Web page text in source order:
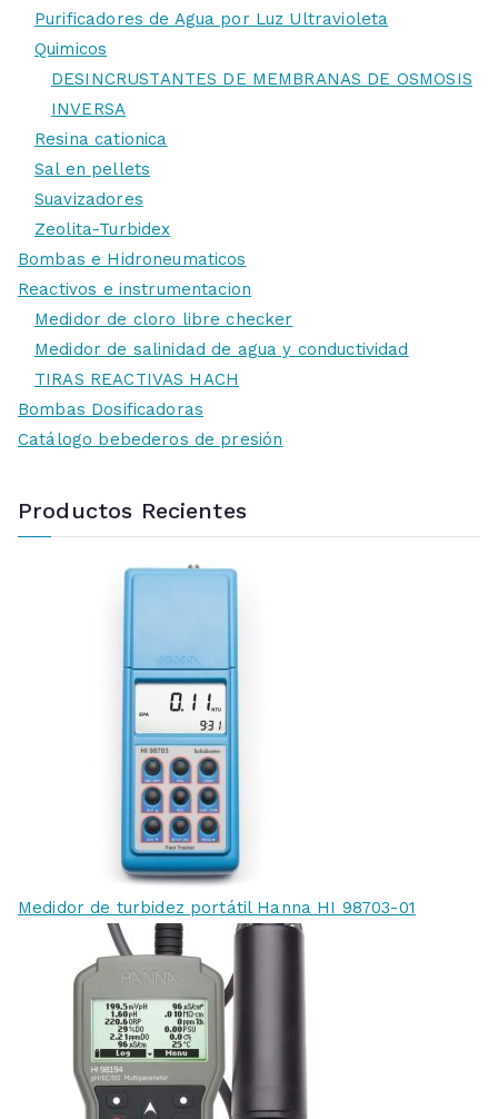
Purificadores de Agua por Luz Ultravioleta
Quimicos
DESINCRUSTANTES DE MEMBRANAS DE OSMOSIS
INVERSA
Resina cationica
Sal en pellets
Suavizadores
Zeolita-Turbidex
Bombas e Hidroneumaticos
Reactivos e instrumentacion
Medidor de cloro libre checker
Medidor de salinidad de agua y conductividad
TIRAS REACTIVAS HACH
Bombas Dosificadoras
Catálogo bebederos de presión
Productos Recientes
Medidor de turbidez portátil Hanna HI 98703-01